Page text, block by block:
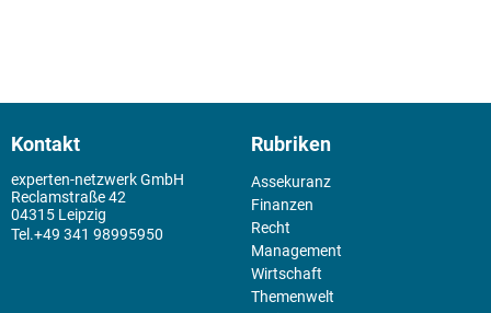
Kontakt
experten-netzwerk GmbH
Reclamstraße 42
04315 Leipzig
+49 341 98995950
Rubriken
Assekuranz
Finanzen
Recht
Management
Wirtschaft
Themenwelt